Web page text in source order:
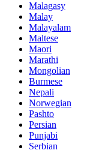
Malagasy
Malay
Malayalam
Maltese
Maori
Marathi
Mongolian
Burmese
Nepali
Norwegian
Pashto
Persian
Punjabi
Serbian